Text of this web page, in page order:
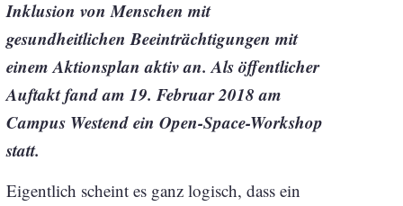
Inklusion von Menschen mit
gesundheitlichen Beeinträchtigungen mit
einem Aktionsplan aktiv an. Als öffentlicher
Auftakt fand am 19. Februar 2018 am
Campus Westend ein Open-Space-Workshop
statt.
Eigentlich scheint es ganz logisch, dass ein